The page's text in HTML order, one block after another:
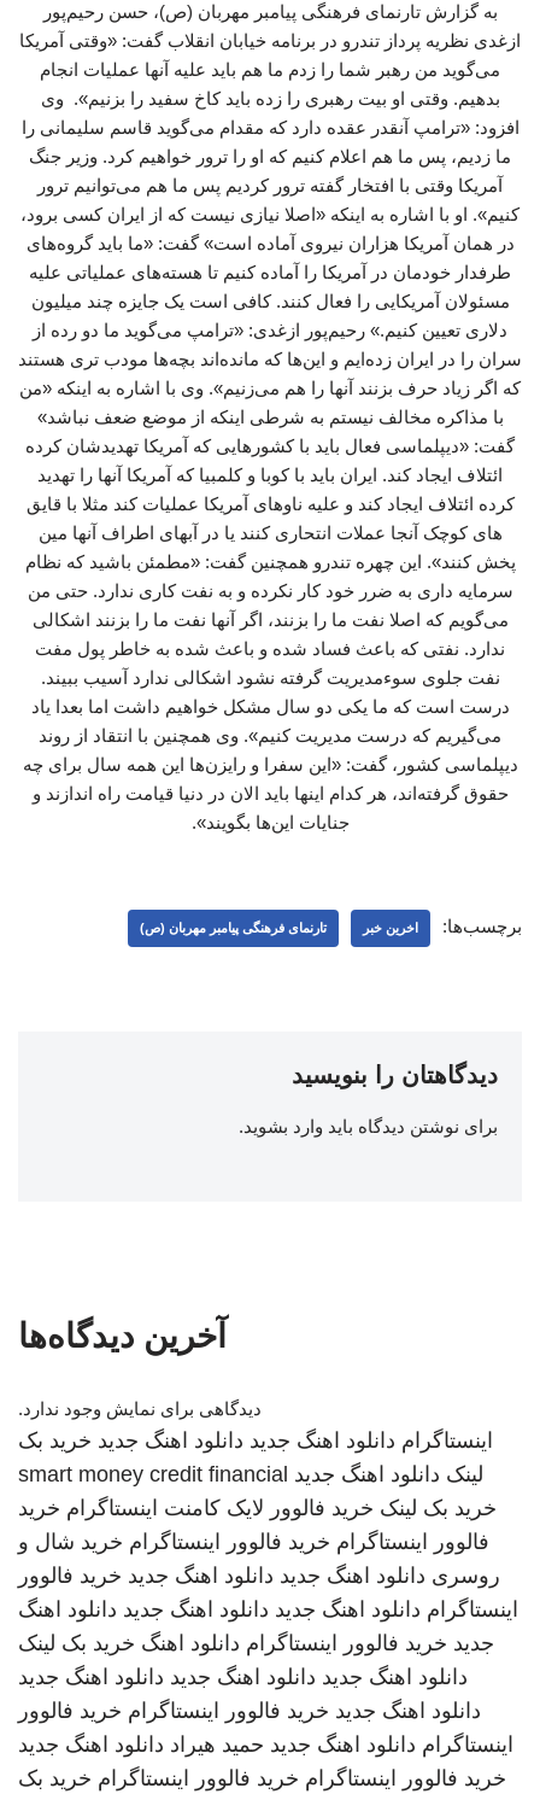
به گزارش تارنمای فرهنگی پیامبر مهربان (ص)، حسن رحیم‌پور
ازغدی نظریه پرداز تندرو در برنامه خیابان انقلاب گفت: «وقتی آمریکا
می‌گوید من رهبر شما را زدم ما هم باید علیه آنها عملیات انجام
بدهیم. وقتی او بیت رهبری را زده باید کاخ سفید را بزنیم». وی
افزود: «ترامپ آنقدر عقده دارد که مقدام می‌گوید قاسم سلیمانی را
ما زدیم، پس ما هم اعلام کنیم که او را ترور خواهیم کرد. وزیر جنگ
آمریکا وقتی با افتخار گفته ترور کردیم پس ما هم می‌توانیم ترور
کنیم». او با اشاره به اینکه «اصلا نیازی نیست که از ایران کسی برود،
در همان آمریکا هزاران نیروی آماده است» گفت: «ما باید گروه‌های
طرفدار خودمان در آمریکا را آماده کنیم تا هسته‌های عملیاتی علیه
مسئولان آمریکایی را فعال کنند. کافی است یک جایزه چند میلیون
دلاری تعیین کنیم.» رحیم‌پور ازغدی: «ترامپ می‌گوید ما دو رده از
سران را در ایران زده‌ایم و این‌ها که مانده‌اند بچه‌ها مودب تری هستند
که اگر زیاد حرف بزنند آنها را هم می‌زنیم». وی با اشاره به اینکه «من
با مذاکره مخالف نیستم به شرطی اینکه از موضع ضعف نباشد»
گفت: «دیپلماسی فعال باید با کشورهایی که آمریکا تهدیدشان کرده
ائتلاف ایجاد کند. ایران باید با کوبا و کلمبیا که آمریکا آنها را تهدید
کرده ائتلاف ایجاد کند و علیه ناوهای آمریکا عملیات کند مثلا با قایق
های کوچک آنجا عملات انتحاری کنند یا در آبهای اطراف آنها مین
پخش کنند». این چهره تندرو همچنین گفت: «مطمئن باشید که نظام
سرمایه داری به ضرر خود کار نکرده و به نفت کاری ندارد. حتی من
می‌گویم که اصلا نفت ما را بزنند، اگر آنها نفت ما را بزنند اشکالی
ندارد. نفتی که باعث فساد شده و باعث شده به خاطر پول مفت
نفت جلوی سوءمدیریت گرفته نشود اشکالی ندارد آسیب ببیند.
درست است که ما یکی دو سال مشکل خواهیم داشت اما بعدا یاد
می‌گیریم که درست مدیریت کنیم». وی همچنین با انتقاد از روند
دیپلماسی کشور، گفت: «این سفرا و رایزن‌ها این همه سال برای چه
حقوق گرفته‌اند، هر کدام اینها باید الان در دنیا قیامت راه اندازند و
جنایات این‌ها بگویند».
برچسب‌ها: اخرین خبر تارنمای فرهنگی پیامبر مهربان (ص)
دیدگاهتان را بنویسید
برای نوشتن دیدگاه باید وارد بشوید.
آخرین دیدگاه‌ها
دیدگاهی برای نمایش وجود ندارد.
اینستاگرام دانلود اهنگ جدید دانلود اهنگ جدید خرید بک
لینک دانلود اهنگ جدید smart money credit financial
خرید بک لینک خرید فالوور لایک کامنت اینستاگرام خرید
فالوور اینستاگرام خرید فالوور اینستاگرام خرید شال و
روسری دانلود اهنگ جدید دانلود اهنگ جدید خرید فالوور
اینستاگرام دانلود اهنگ جدید دانلود اهنگ جدید دانلود اهنگ
جدید خرید فالوور اینستاگرام دانلود اهنگ خرید بک لینک
دانلود اهنگ جدید دانلود اهنگ جدید دانلود اهنگ جدید
دانلود اهنگ جدید خرید فالوور اینستاگرام خرید فالوور
اینستاگرام دانلود اهنگ جدید حمید هیراد دانلود اهنگ جدید
خرید فالوور اینستاگرام خرید فالوور اینستاگرام خرید بک